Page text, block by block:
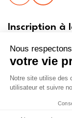
Inscription à
©